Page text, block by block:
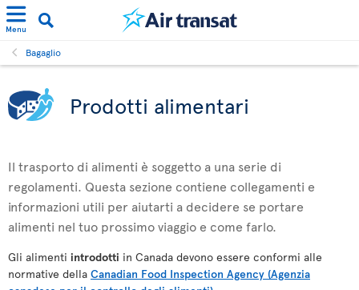
Menu
Bagaglio
Prodotti alimentari
Il trasporto di alimenti è soggetto a una serie di
regolamenti. Questa sezione contiene collegamenti e
informazioni utili per aiutarti a decidere se portare
alimenti nel tuo prossimo viaggio e come farlo.
Gli alimenti introdotti in Canada devono essere conformi alle
normative della Canadian Food Inspection Agency (Agenzia